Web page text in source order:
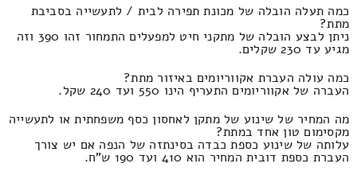
כמה תעלה הובלה של מכונת תפירה לבית / לתעשייה בסביבת
מתת?
ניתן לבצע הובלה של מתקני חיט למפעלים התמחור זהו 390 וזה
מגיע עד 230 שקלים.
כמה עולה העברת אקווריומים באיזור מתת?
העברה של אקווריומים התעריף הינו 550 ועד 240 שקל.
מה המחיר של שינוע של מתקן לאחסון כסף משפחתית או לתעשייה
מקסימום טון אחד במתת?
עלותה של שינוע כספת כבדה בסינתזה של הנפה אם יש צורך
העברת כספת דובית המחיר הוא 410 ועד 190 ש"ח.